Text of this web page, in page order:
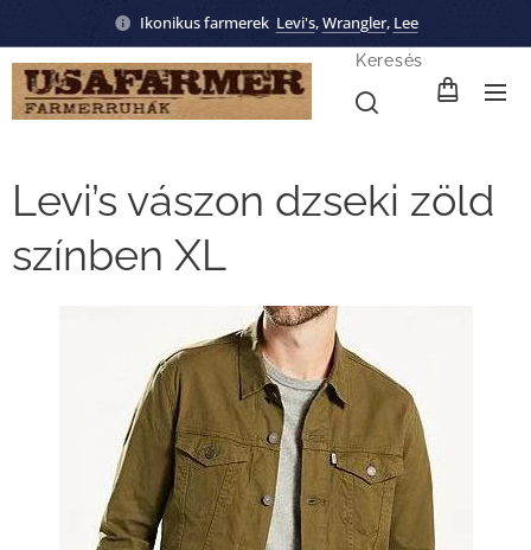
Ikonikus farmerek Levi's,Wrangler, Lee
Keresés
Levi’s vászon dzseki zöld
színben XL